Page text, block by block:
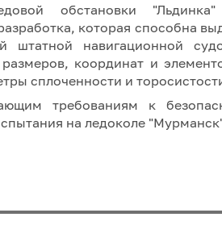
обстановки
которая способна
штатной навигационной
координат и
сплоченности и
требованиям к
на ледоколе